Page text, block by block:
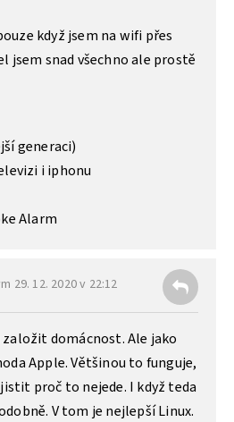
když jsem na wifi přes
jsem snad všechno ale prostě
generaci)
i iphonu
Alarm
29. 12. 2020 v 22:12
domácnost. Ale jako
Apple. Většinou to funguje,
proč to nejede. I když teda
V tom je nejlepší Linux.